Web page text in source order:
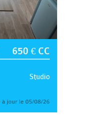
650 € CC
Studio
à jour le 05/08/26